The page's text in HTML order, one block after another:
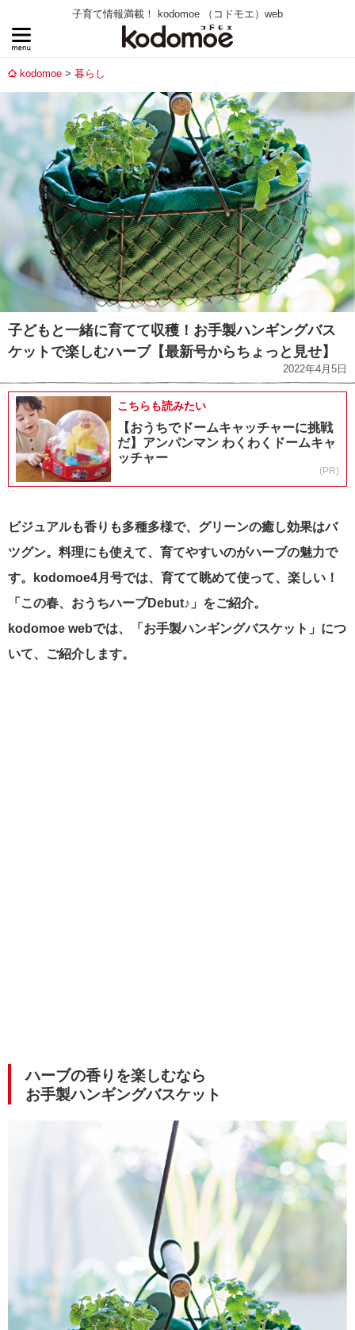
子育て情報満載！ kodomoe （コドモエ）web
kodomoe 暮らし
子どもと一緒に育てて収穫！お手製ハンギングバス
ケットで楽しむハーブ【最新号からちょっと見せ】
2022年4月5日
こちらも読みたい
【おうちでドームキャッチャーに挑戦
だ】アンパンマン わくわくドームキャ
ッチャー
(PR)
ビジュアルも香りも多種多様で、グリーンの癒し効果はバ
ツグン。料理にも使えて、育てやすいのがハーブの魅力で
す。kodomoe4月号では、育てて眺めて使って、楽しい！
「この春、おうちハーブDebut♪」をご紹介。
kodomoe webでは、「お手製ハンギングバスケット」につ
いて、ご紹介します。
ハーブの香りを楽しむなら
お手製ハンギングバスケット